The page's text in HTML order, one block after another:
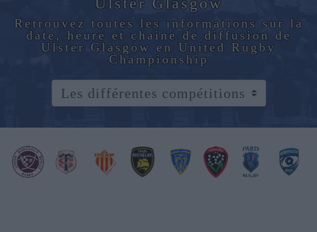
Retrouvez toutes les informations sur la
date, heure et chaine de diffusion de
Ulster Glasgow en United Rugby
Championship